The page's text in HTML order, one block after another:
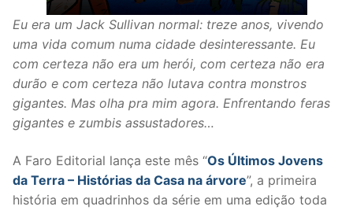
Eu era um Jack Sullivan normal: treze anos, vivendo
uma vida comum numa cidade desinteressante. Eu
com certeza não era um herói, com certeza não era
durão e com certeza não lutava contra monstros
gigantes. Mas olha pra mim agora. Enfrentando feras
gigantes e zumbis assustadores…
A Faro Editorial lança este mês “Os Últimos Jovens
da Terra – Histórias da Casa na árvore”, a primeira
história em quadrinhos da série em uma edição toda